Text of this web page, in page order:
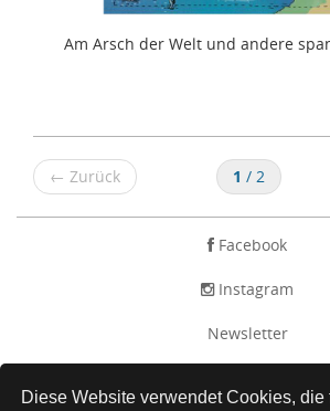
Diese Website verwendet Cookies, die
Am Arsch der Welt und andere
← Zurück 1 / 2
Facebook
Instagram
Newsletter